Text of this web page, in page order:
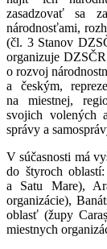
zasadzovať sa
národnosťami,
(čl. 3 Stanov
organizuje
o rozvoj
a českým,
na miestnej,
svojich volených
správy a
V súčasnosti má
do štyroch
a Satu Mare),
organizácie),
oblasť (župy
miestnych